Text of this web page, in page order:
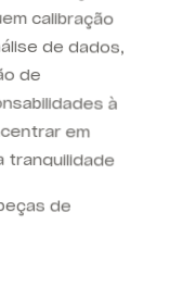
de
à
em
tranquilidade
do
peças de